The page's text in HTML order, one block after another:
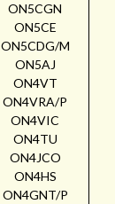
ON5CGN
ON5CE
ON5CDG/M
ON5AJ
ON4VT
ON4VRA/P
ON4VIC
ON4TU
ON4JCO
ON4HS
ON4GNT/P